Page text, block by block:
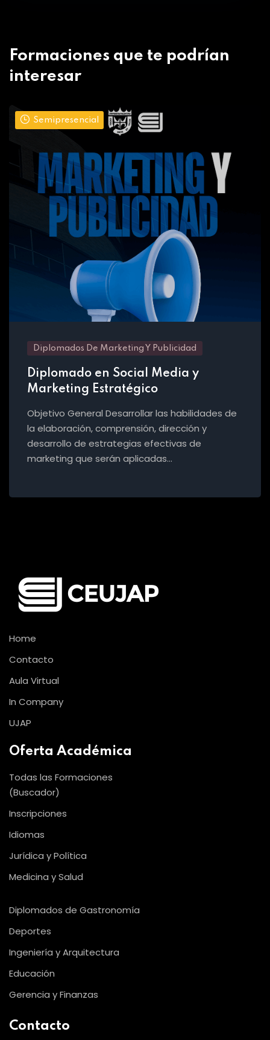
Formaciones que te podrían
interesar
Semipresencial
Diplomados De Marketing Y Publicidad
Diplomado en Social Media y
Marketing Estratégico
Objetivo General Desarrollar las habilidades de
la elaboración, comprensión, dirección y
desarrollo de estrategias efectivas de
marketing que serán aplicadas…
Home
Contacto
Aula Virtual
In Company
UJAP
Oferta Académica
Todas las Formaciones
(Buscador)
Inscripciones
Idiomas
Jurídica y Política
Medicina y Salud
Diplomados de Gastronomía
Deportes
Ingeniería y Arquitectura
Educación
Gerencia y Finanzas
Contacto